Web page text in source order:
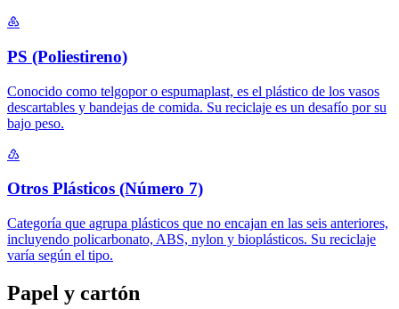
♸
PS (Poliestireno)
Conocido como telgopor o espumaplast, es el plástico de los vasos
descartables y bandejas de comida. Su reciclaje es un desafío por su
bajo peso.
♹
Otros Plásticos (Número 7)
Categoría que agrupa plásticos que no encajan en las seis anteriores,
incluyendo policarbonato, ABS, nylon y bioplásticos. Su reciclaje
varía según el tipo.
Papel y cartón